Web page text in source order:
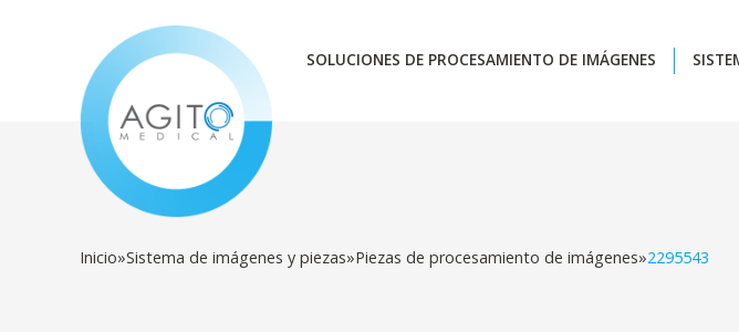
SOLUCIONES DE PROCESAMIENTO DE IMÁGENES
Inicio»Sistema de imágenes y piezas»Piezas de procesamiento de imágenes»2295543